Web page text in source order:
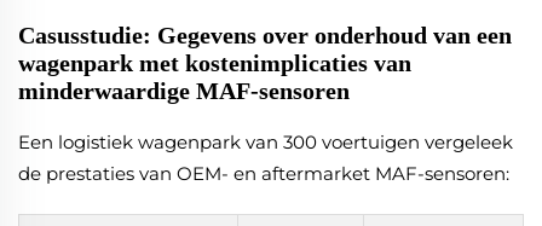
Casusstudie: Gegevens over onderhoud van een
wagenpark met kostenimplicaties van
minderwaardige MAF-sensoren
Een logistiek wagenpark van 300 voertuigen vergeleek
de prestaties van OEM- en aftermarket MAF-sensoren: